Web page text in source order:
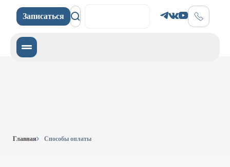
Записаться
Записаться
Главная Способы оплаты